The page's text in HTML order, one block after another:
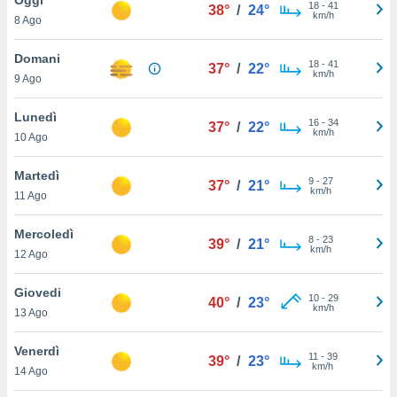
è
al sito
di
ci
di
il
un
la
nella
8 Ago
38° / 24° 18- 41
km/h
Domani
9 Ago
37° / 22° 18- 41
km/h
Lunedì
10 Ago
37° / 22° 16- 34
km/h
Martedì
11 Ago
37° / 21° 9- 27
km/h
Mercoledì
12 Ago
39° / 21° 8- 23
km/h
Giovedi
13 Ago
40° / 23° 10- 29
km/h
Venerdì
14 Ago
39° / 23° 11 - 39
km/h